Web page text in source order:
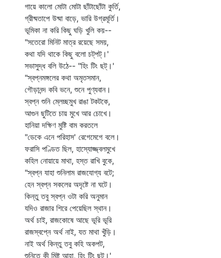
গায়ে কালো মোটা মোটা ছাঁটাছোঁটা কুর্তি,
গ্রীষ্মতাপে উষ্মা বাড়ে, ভারি উগ্রমূর্তি।
ভূমিকা না করি কিছু ঘড়ি খুলি কয়--
"সতেরো মিনিট মাত্র রয়েছে সময়,
কথা যদি থাকে কিছু বলো চট্‌পট্‌।'
সভাসুদ্ধ বলি উঠে-- "হিং টিং ছট্‌।'
"স্বপ্নমঙ্গলের কথা অমৃতসমান,
গৌড়ানন্দ কবি ভনে, শুনে পুণ্যবান।
স্বপ্ন শুনি ম্লেচ্ছমুখ রাঙা টকটকে,
আগুন ছুটিতে চায় মুখে আর চোখে।
হানিয়া দক্ষিণ মুষ্টি বাম করতলে
"ডেকে এনে পরিহাস' রেগেমেগে বলে।
ফরাসি পণ্ডিত ছিল, হাস্যোজ্জ্বলমুখে
কহিল নোয়ায়ে মাথা, হস্ত রাখি বুকে,
"স্বপ্ন যাহা শুনিলাম রাজযোগ্য বটে;
হেন স্বপ্ন সকলের অদৃষ্টে না ঘটে।
কিন্তু তবু স্বপ্ন ওটা করি অনুমান
যদিও রাজার শিরে পেয়েছিল স্থান।
অর্থ চাই, রাজকোষে আছে ভূরি ভূরি
রাজস্বপ্নে অর্থ নাই, যত মাথা খুঁড়ি।
নাই অর্থ কিন্তু তবু কহি অকপট,
শুনিতে কী মিষ্ট আহা, হিং টিং ছট্‌।'